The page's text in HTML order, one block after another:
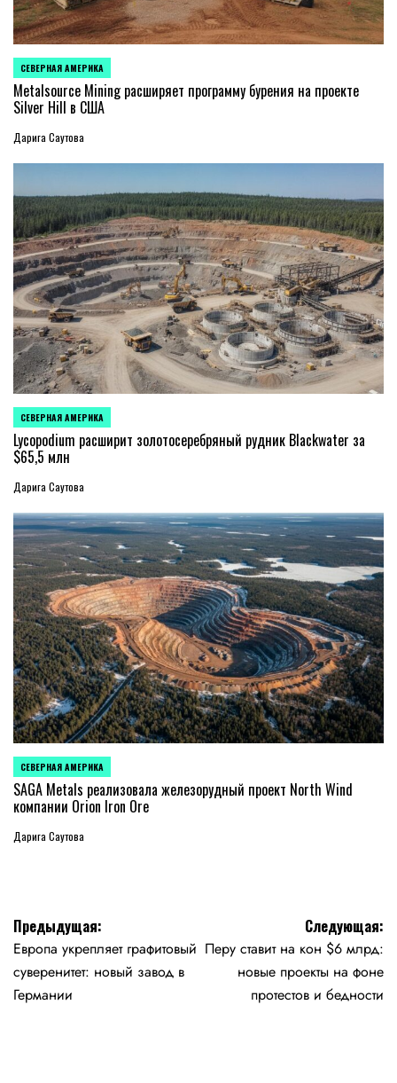
ОПУБЛИКОВАНО
В
СЕВЕРНАЯ АМЕРИКА
Metalsource Mining расширяет программу бурения на проекте
Silver Hill в США
Дарига Саутова
ОПУБЛИКОВАНО
В
СЕВЕРНАЯ АМЕРИКА
Lycopodium расширит золотосеребряный рудник Blackwater за
$65,5 млн
Дарига Саутова
ОПУБЛИКОВАНО
В
СЕВЕРНАЯ АМЕРИКА
SAGA Metals реализовала железорудный проект North Wind
компании Orion Iron Ore
Дарига Саутова
Навигация
по
записям
Предыдущая:
Европа укрепляет графитовый
суверенитет: новый завод в
Германии
Следующая:
Перу ставит на кон $6 млрд:
новые проекты на фоне
протестов и бедности